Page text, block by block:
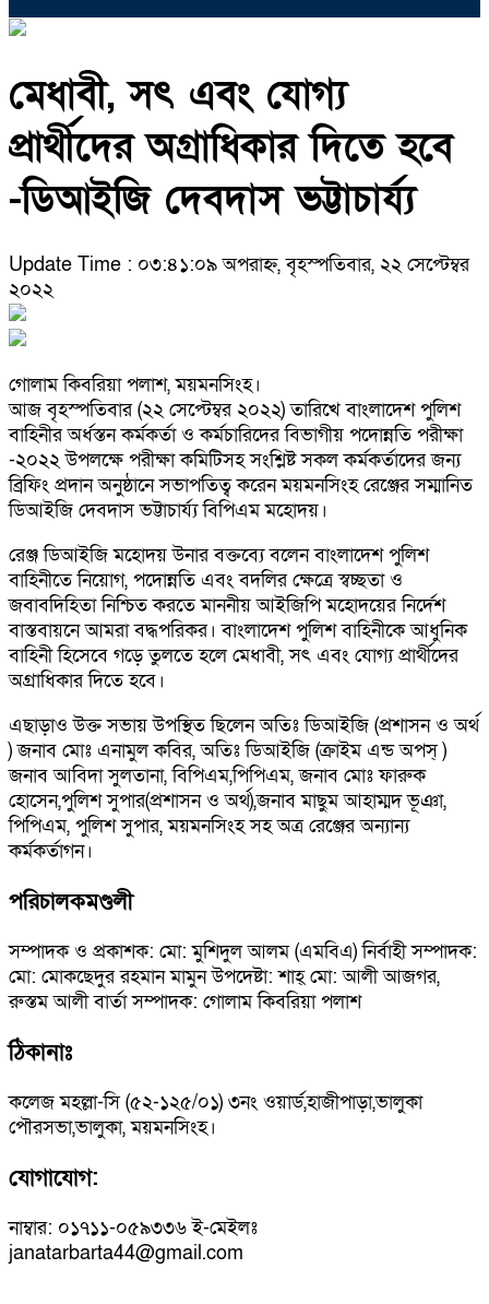
মেধাবী, সৎ এবং যোগ্য
প্রার্থীদের অগ্রাধিকার দিতে হবে
-ডিআইজি দেবদাস ভট্টাচার্য্য
Update Time : ০৩:৪১:০৯ অপরাহ্ন, বৃহস্পতিবার, ২২ সেপ্টেম্বর
২০২২
গোলাম কিবরিয়া পলাশ, ময়মনসিংহ।
আজ বৃহস্পতিবার (২২ সেপ্টেম্বর ২০২২) তারিখে বাংলাদেশ পুলিশ
বাহিনীর অর্ধস্তন কর্মকর্তা ও কর্মচারিদের বিভাগীয় পদোন্নতি পরীক্ষা
-২০২২ উপলক্ষে পরীক্ষা কমিটিসহ সংশ্লিষ্ট সকল কর্মকর্তাদের জন্য
ব্রিফিং প্রদান অনুষ্ঠানে সভাপতিত্ব করেন ময়মনসিংহ রেঞ্জের সম্মানিত
ডিআইজি দেবদাস ভট্টাচার্য্য বিপিএম মহোদয়।
রেঞ্জ ডিআইজি মহোদয় উনার বক্তব্যে বলেন বাংলাদেশ পুলিশ
বাহিনীতে নিয়োগ, পদোন্নতি এবং বদলির ক্ষেত্রে স্বচ্ছতা ও
জবাবদিহিতা নিশ্চিত করতে মাননীয় আইজিপি মহোদয়ের নির্দেশ
বাস্তবায়নে আমরা বদ্ধপরিকর। বাংলাদেশ পুলিশ বাহিনীকে আধুনিক
বাহিনী হিসেবে গড়ে তুলতে হলে মেধাবী, সৎ এবং যোগ্য প্রার্থীদের
অগ্রাধিকার দিতে হবে।
এছাড়াও উক্ত সভায় উপস্থিত ছিলেন অতিঃ ডিআইজি (প্রশাসন ও অর্থ
) জনাব মোঃ এনামুল কবির, অতিঃ ডিআইজি (ক্রাইম এন্ড অপস্ )
জনাব আবিদা সুলতানা, বিপিএম,পিপিএম, জনাব মোঃ ফারুক
হোসেন,পুলিশ সুপার(প্রশাসন ও অর্থ),জনাব মাছুম আহাম্মদ ভূঞা,
পিপিএম, পুলিশ সুপার, ময়মনসিংহ সহ অত্র রেঞ্জের অন‍্যান‍্য
কর্মকর্তাগন।
পরিচালকমণ্ডলী
সম্পাদক ও প্রকাশক: মো: মুশিদুল আলম (এমবিএ) নির্বাহী সম্পাদক:
মো: মোকছেদুর রহমান মামুন উপদেষ্টা: শাহ্ মো: আলী আজগর,
রুস্তম আলী বার্তা সম্পাদক: গোলাম কিবরিয়া পলাশ
ঠিকানাঃ
কলেজ মহল্লা-সি (৫২-১২৫/০১) ৩নং ওয়ার্ড,হাজীপাড়া,ভালুকা
পৌরসভা,ভালুকা, ময়মনসিংহ।
যোগাযোগ:
নাম্বার: ০১৭১১-০৫৯৩৩৬ ই-মেইলঃ
janatarbarta44@gmail.com